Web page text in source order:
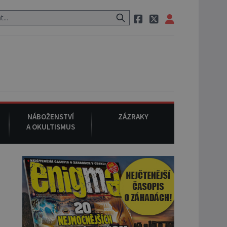
původu. 7. srpna 1994: Na americké městečko
NÁBOŽENSTVÍ
A OKULTISMUS
ZÁZRAKY